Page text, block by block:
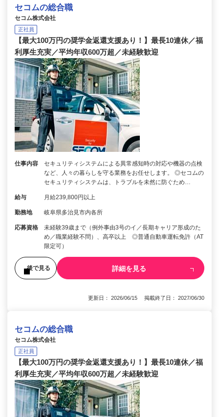
セコムの総合職
セコム株式会社
正社員
【最大100万円の奨学金返還支援あり！】最長10連休／福
利厚生充実／平均年収600万超／未経験歓迎
仕事内容
セキュリティシステムによる異常感知時の対応や機器の点検
など、人々の暮らしを守る業務をお任せします。 ◎セコムの
セキュリティシステムは、トラブルを未然に防ぐため…
給与 月給239,800円以上
勤務地 岐阜県多治見市内各所
応募資格
未経験39歳まで（例外事由3号のイ／長期キャリア形成のた
め／職業経験不問）、高卒以上 ◎普通自動車運転免許（AT
限定可）
後で見る 詳細を見る
更新日： 2026/06/15 掲載終了日： 2027/06/30
セコムの総合職
セコム株式会社
正社員
【最大100万円の奨学金返還支援あり！】最長10連休／福
利厚生充実／平均年収600万超／未経験歓迎